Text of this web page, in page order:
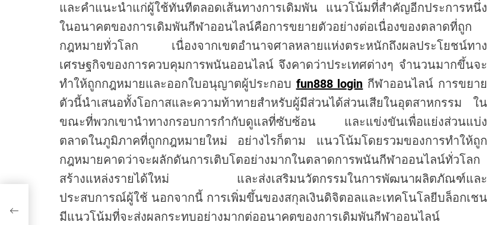
และคำแนะนำแก่ผู้ใช้ทันทีตลอดเส้นทางการเดิมพัน แนวโน้มที่สำคัญอีกประการหนึ่ง
ในอนาคตของการเดิมพันกีฬาออนไลน์คือการขยายตัวอย่างต่อเนื่องของตลาดที่ถูก
กฎหมายทั่วโลก เนื่องจากเขตอำนาจศาลหลายแห่งตระหนักถึงผลประโยชน์ทาง
เศรษฐกิจของการควบคุมการพนันออนไลน์ จึงคาดว่าประเทศต่างๆ จำนวนมากขึ้นจะ
ทำให้ถูกกฎหมายและออกใบอนุญาตผู้ประกอบ fun888 login กีฬาออนไลน์ การขยาย
ตัวนี้นำเสนอทั้งโอกาสและความท้าทายสำหรับผู้มีส่วนได้ส่วนเสียในอุตสาหกรรม ใน
ขณะที่พวกเขานำทางกรอบการกำกับดูแลที่ซับซ้อน และแข่งขันเพื่อแย่งส่วนแบ่ง
ตลาดในภูมิภาคที่ถูกกฎหมายใหม่ อย่างไรก็ตาม แนวโน้มโดยรวมของการทำให้ถูก
กฎหมายคาดว่าจะผลักดันการเติบโตอย่างมากในตลาดการพนันกีฬาออนไลน์ทั่วโลก
สร้างแหล่งรายได้ใหม่ และส่งเสริมนวัตกรรมในการพัฒนาผลิตภัณฑ์และ
ประสบการณ์ผู้ใช้ นอกจากนี้ การเพิ่มขึ้นของสกุลเงินดิจิตอลและเทคโนโลยีบล็อกเชน
มีแนวโน้มที่จะส่งผลกระทบอย่างมากต่ออนาคตของการเดิมพันกีฬาออนไลน์